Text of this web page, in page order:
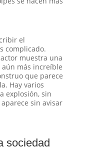
el
complicado.
muestra una
más increíble
que parece
Hay varios
explosión, sin
sin avisar
sociedad